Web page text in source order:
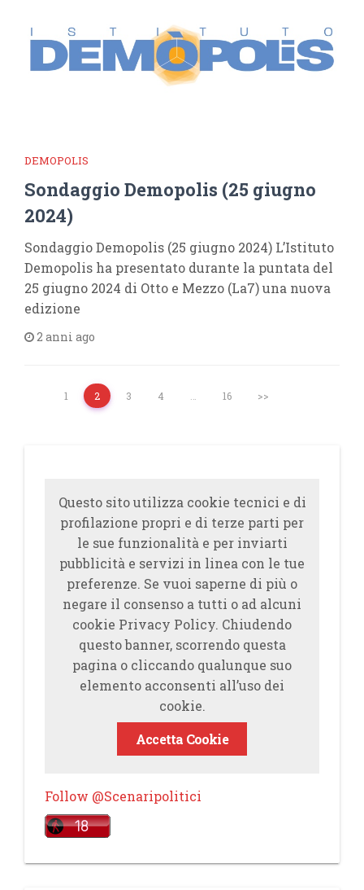
DEMOPOLIS
Sondaggio Demopolis (25 giugno
2024)
Sondaggio Demopolis (25 giugno 2024) L’Istituto
Demopolis ha presentato durante la puntata del
25 giugno 2024 di Otto e Mezzo (La7) una nuova
edizione
2 anni ago
1 2 3 4 16 >>
Questo sito utilizza cookie tecnici e di
profilazione propri e di terze parti per
le sue funzionalità e per inviarti
pubblicità e servizi in linea con le tue
preferenze. Se vuoi saperne di più o
negare il consenso a tutti o ad alcuni
cookie Privacy Policy. Chiudendo
questo banner, scorrendo questa
pagina o cliccando qualunque suo
elemento acconsenti all’uso dei
cookie.
Accetta Cookie
Follow @Scenaripolitici